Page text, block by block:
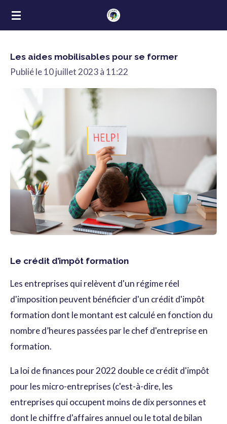
Passer
au
principal
Les aides mobilisables pour se former
Publié le 10 juillet 2023 à 11:22
Le crédit d’impôt formation
Les entreprises qui relèvent d'un régime réel
d'imposition peuvent bénéficier d'un crédit d'impôt
formation dont le montant est calculé en fonction du
nombre d’heures passées par le chef d'entreprise en
formation.
La loi de finances pour 2022 double ce crédit d'impôt
pour les micro-entreprises (c'est-à-dire, les
entreprises qui occupent moins de dix personnes et
dont le chiffre d'affaires annuel ou le total de bilan